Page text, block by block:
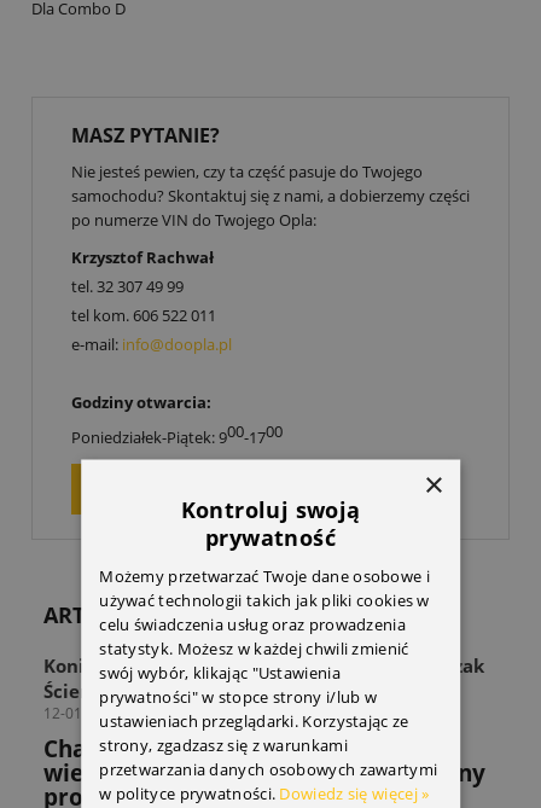
Dla Combo D
MASZ PYTANIE?
Nie jesteś pewien, czy ta część pasuje do Twojego
samochodu? Skontaktuj się z nami, a dobierzemy części
po numerze VIN do Twojego Opla:
Krzysztof Rachwał
tel.32 307 49 99
tel kom.606 522 011
e-mail: info@doopla.pl
Godziny otwarcia:
Poniedziałek-Piątek: 900-1700
ARTYKUŁY
Koniec z zagraconą przestrzenią! Odkryj Wieszak
Ścienny THULE Wall Hanger
12-01-2026
Chaos w strefie sprzętu? Sprawdź jak
wieszak THULE rozwiązuje powszechny
problem miłośników sportów.
×
Kontroluj swoją
prywatność
Możemy przetwarzać Twoje dane osobowe i
używać technologii takich jak pliki cookies w
celu świadczenia usług oraz prowadzenia
statystyk. Możesz w każdej chwili zmienić
swój wybór, klikając "Ustawienia
prywatności" w stopce strony i/lub w
ustawieniach przeglądarki. Korzystając ze
strony, zgadzasz się z warunkami
przetwarzania danych osobowych zawartymi
w polityce prywatności. Dowiedz się więcej »